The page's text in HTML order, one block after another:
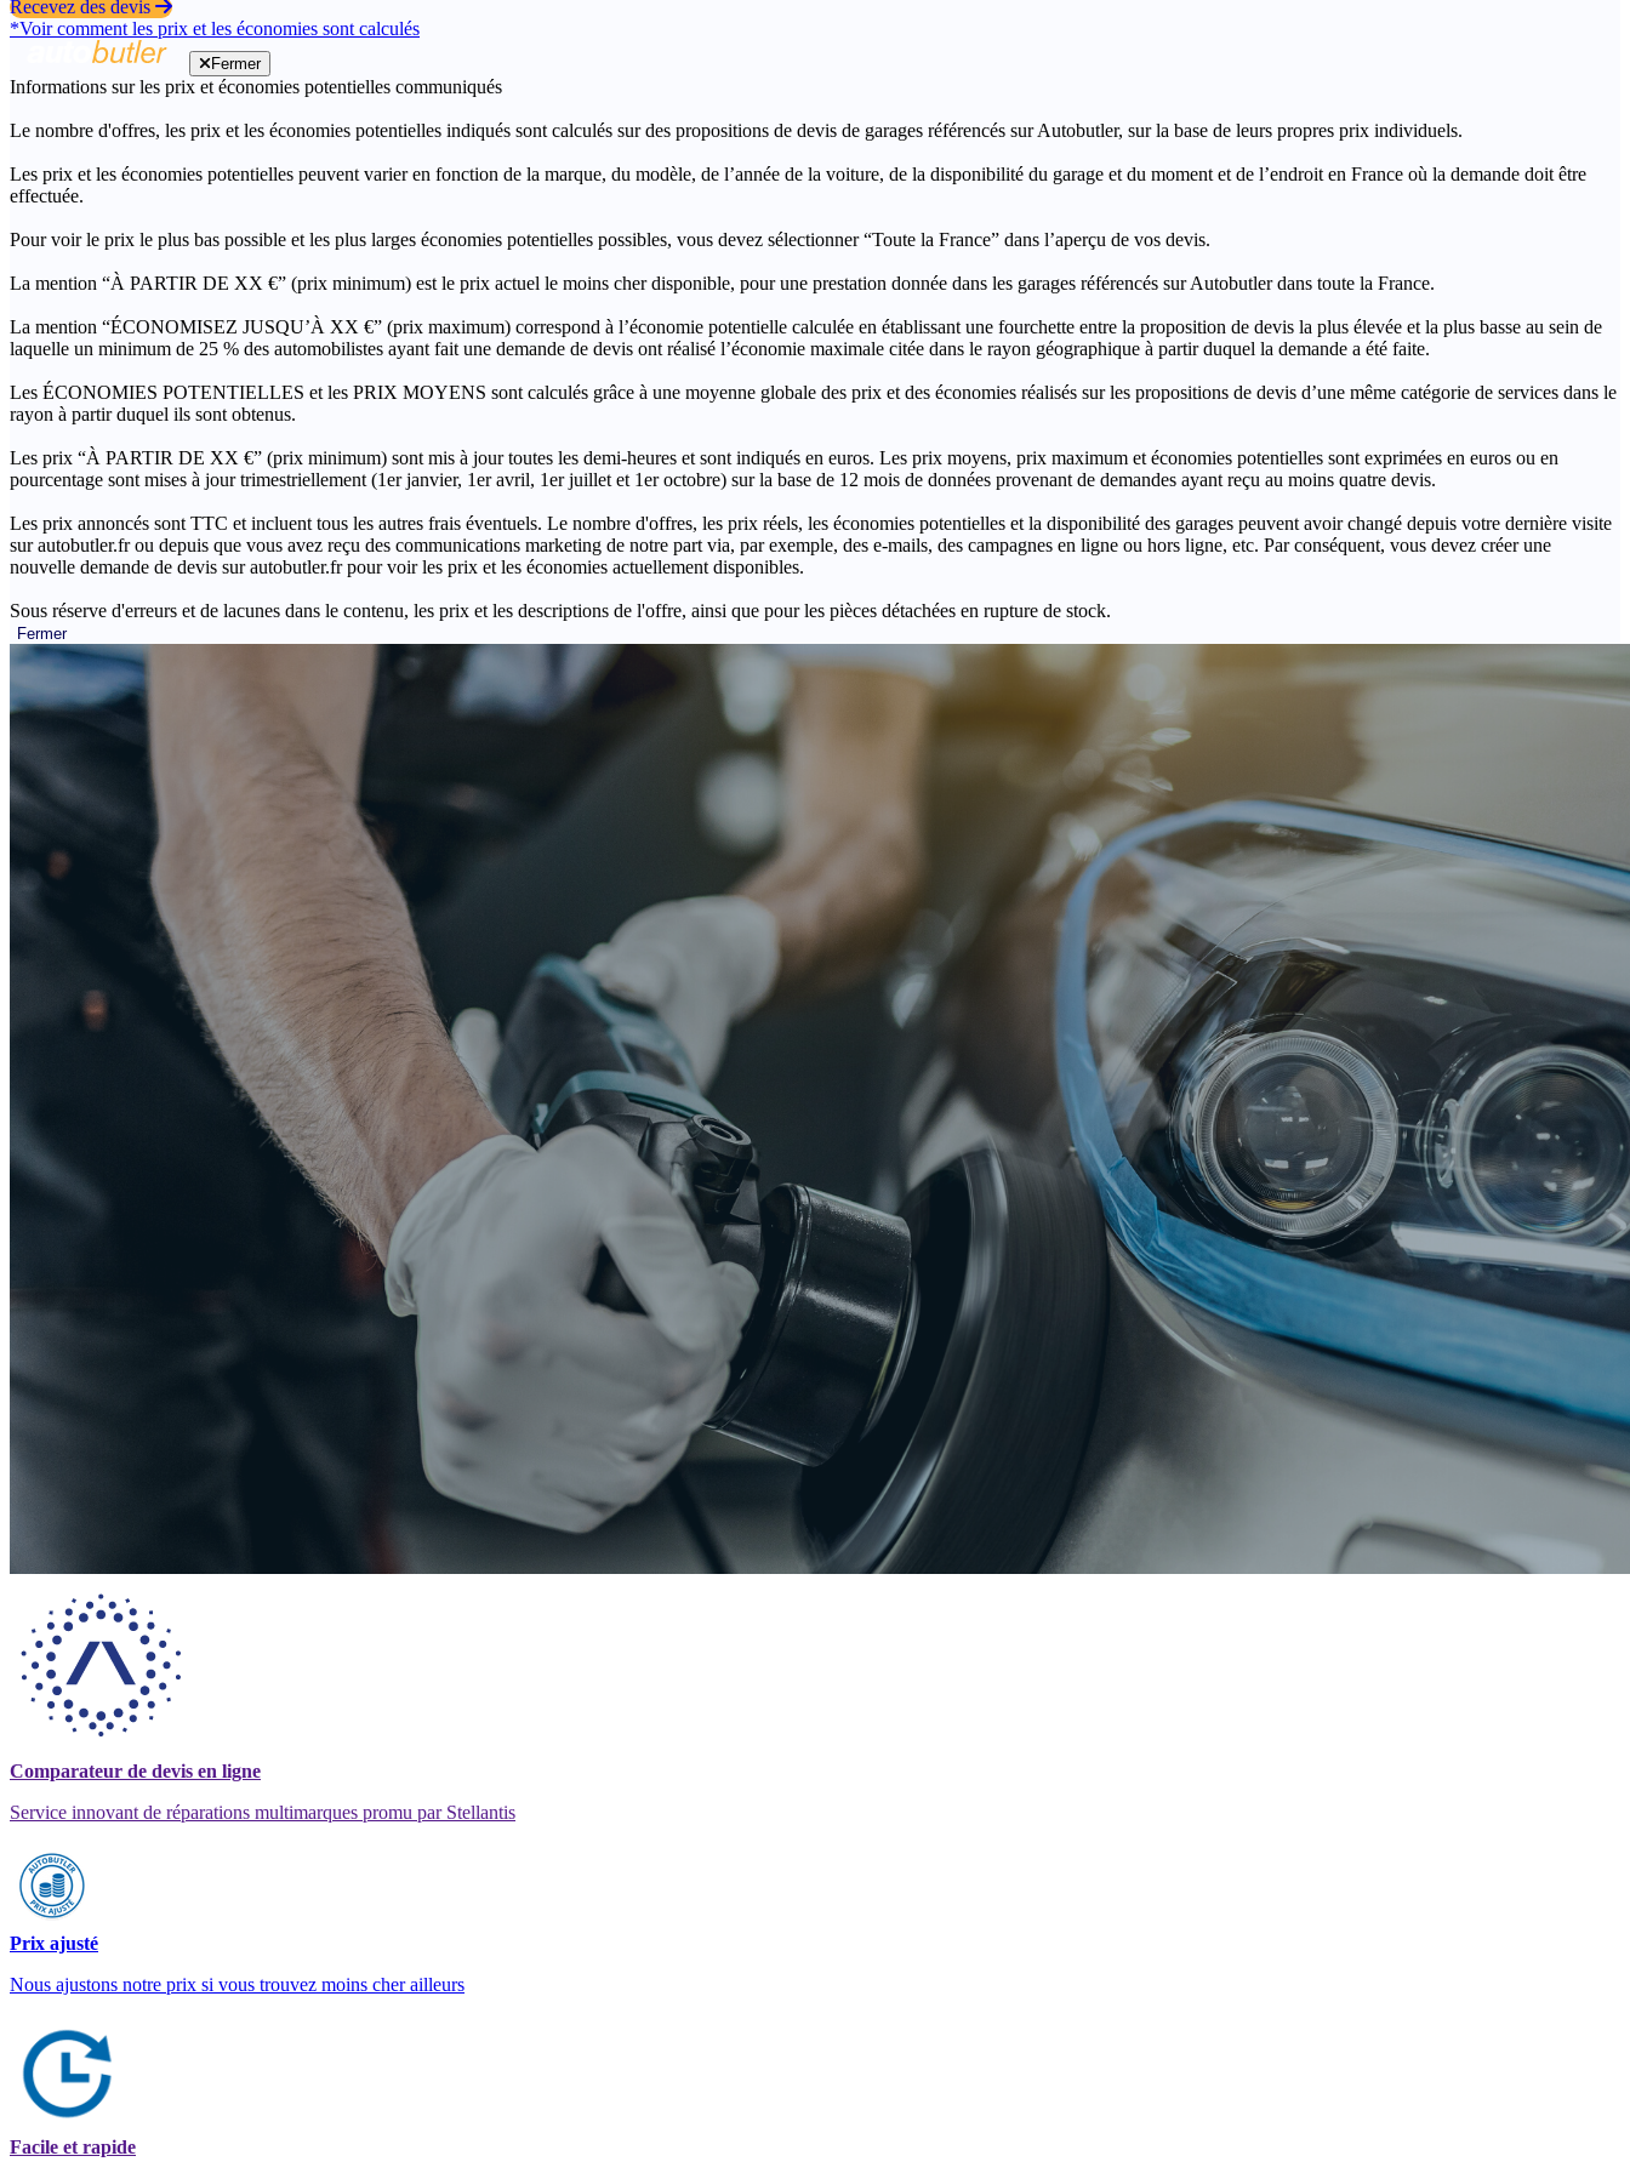
Recevez des devis
*Voir comment les prix et les économies sont calculés
Fermer
Informations sur les prix et économies potentielles communiqués
Le nombre d'offres, les prix et les économies potentielles indiqués sont calculés sur des propositions de devis de garages référencés sur Autobutler, sur la base de leurs propres prix individuels.
Les prix et les économies potentielles peuvent varier en fonction de la marque, du modèle, de l’année de la voiture, de la disponibilité du garage et du moment et de l’endroit en France où la demande doit être
effectuée.
Pour voir le prix le plus bas possible et les plus larges économies potentielles possibles, vous devez sélectionner “Toute la France” dans l’aperçu de vos devis.
La mention “À PARTIR DE XX €” (prix minimum) est le prix actuel le moins cher disponible, pour une prestation donnée dans les garages référencés sur Autobutler dans toute la France.
La mention “ÉCONOMISEZ JUSQU’À XX €” (prix maximum) correspond à l’économie potentielle calculée en établissant une fourchette entre la proposition de devis la plus élevée et la plus basse au sein de
laquelle un minimum de 25 % des automobilistes ayant fait une demande de devis ont réalisé l’économie maximale citée dans le rayon géographique à partir duquel la demande a été faite.
Les ÉCONOMIES POTENTIELLES et les PRIX MOYENS sont calculés grâce à une moyenne globale des prix et des économies réalisés sur les propositions de devis d’une même catégorie de services dans le
rayon à partir duquel ils sont obtenus.
Les prix “À PARTIR DE XX €” (prix minimum) sont mis à jour toutes les demi-heures et sont indiqués en euros. Les prix moyens, prix maximum et économies potentielles sont exprimées en euros ou en
pourcentage sont mises à jour trimestriellement (1er janvier, 1er avril, 1er juillet et 1er octobre) sur la base de 12 mois de données provenant de demandes ayant reçu au moins quatre devis.
Les prix annoncés sont TTC et incluent tous les autres frais éventuels. Le nombre d'offres, les prix réels, les économies potentielles et la disponibilité des garages peuvent avoir changé depuis votre dernière visite
sur autobutler.fr ou depuis que vous avez reçu des communications marketing de notre part via, par exemple, des e-mails, des campagnes en ligne ou hors ligne, etc. Par conséquent, vous devez créer une
nouvelle demande de devis sur autobutler.fr pour voir les prix et les économies actuellement disponibles.
Sous réserve d'erreurs et de lacunes dans le contenu, les prix et les descriptions de l'offre, ainsi que pour les pièces détachées en rupture de stock.
Fermer
Comparateur de devis en ligne
Service innovant de réparations multimarques promu par Stellantis
Prix ajusté
Nous ajustons notre prix si vous trouvez moins cher ailleurs
Facile et rapide